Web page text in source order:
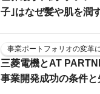
子｣はなぜ髪や肌を潤
事業ポートフォリオの変革
三菱電機とAT
事業開発成功の条件と